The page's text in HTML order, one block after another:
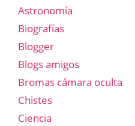
Astronomía
Biografías
Blogger
Blogs amigos
Bromas cámara oculta
Chistes
Ciencia